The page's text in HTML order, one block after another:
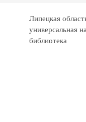
Липецкая
универсальная
библиотека